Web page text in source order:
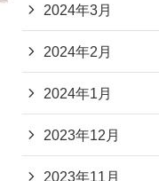
2024年3月
2024年2月
2024年1月
2023年12月
2023年11月